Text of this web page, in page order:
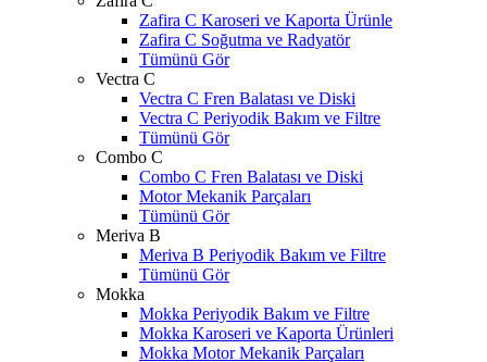
Zafira C Karoseri ve Kaporta Ürünle
Zafira C Soğutma ve Radyatör
Tümünü Gör
Vectra C
Vectra C Fren Balatası ve Diski
Vectra C Periyodik Bakım ve Filtre
Tümünü Gör
Combo C
Combo C Fren Balatası ve Diski
Motor Mekanik Parçaları
Tümünü Gör
Meriva B
Meriva B Periyodik Bakım ve Filtre
Tümünü Gör
Mokka
Mokka Periyodik Bakım ve Filtre
Mokka Karoseri ve Kaporta Ürünleri
Mokka Motor Mekanik Parçaları